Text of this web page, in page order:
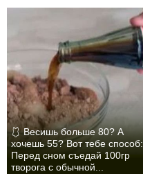
🩱 Весишь больше 80? А
хочешь 55? Вот тебе способ:
Перед сном съедай 100гр
творога с обычной...